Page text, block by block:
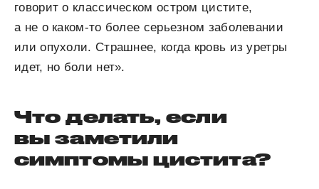
говорит о классическом остром цистите,
а не о каком-то более серьезном заболевании
или опухоли. Страшнее, когда кровь из уретры
идет, но боли нет».
Что делать, если
вы заметили
симптомы цистита?